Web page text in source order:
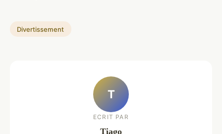
Divertissement
T
ECRIT PAR
Tiago